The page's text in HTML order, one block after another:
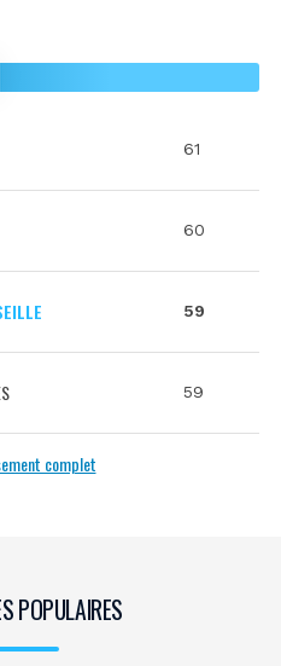
61
60
59
59
complet
POPULAIRES